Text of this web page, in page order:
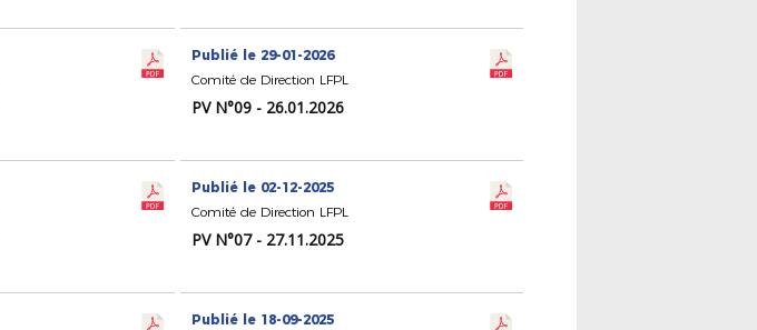
Publié le 29-01-2026
Comité de Direction LFPL
PV N°09 - 26.01.2026
Publié le 02-12-2025
Comité de Direction LFPL
PV N°07 - 27.11.2025
Publié le 18-09-2025